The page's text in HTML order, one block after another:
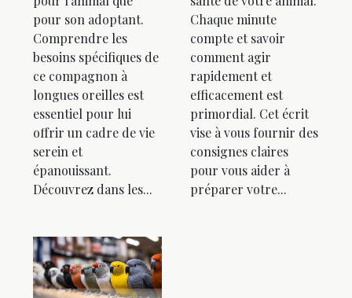
pour son adoptant.
Comprendre les
besoins spécifiques de
ce compagnon à
longues oreilles est
essentiel pour lui
offrir un cadre de vie
serein et
épanouissant.
Découvrez dans les...
Chaque minute
compte et savoir
comment agir
rapidement et
efficacement est
primordial. Cet écrit
vise à vous fournir des
consignes claires
pour vous aider à
préparer votre...